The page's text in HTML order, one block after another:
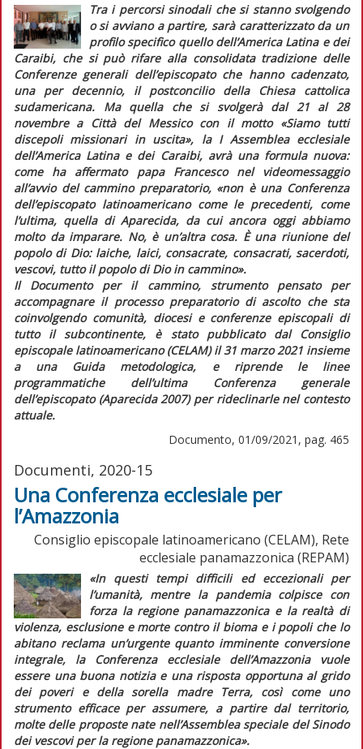
Tra i percorsi sinodali che si stanno svolgendo
o si avviano a partire, sarà caratterizzato da un
profilo specifico quello dell’America Latina e dei
Caraibi, che si può rifare alla consolidata tradizione delle
Conferenze generali dell’episcopato che hanno cadenzato,
una per decennio, il postconcilio della Chiesa cattolica
sudamericana. Ma quella che si svolgerà dal 21 al 28
novembre a Città del Messico con il motto «Siamo tutti
discepoli missionari in uscita», la I Assemblea ecclesiale
dell’America Latina e dei Caraibi, avrà una formula nuova:
come ha affermato papa Francesco nel videomessaggio
all’avvio del cammino preparatorio, «non è una Conferenza
dell’episcopato latinoamericano come le precedenti, come
l’ultima, quella di Aparecida, da cui ancora oggi abbiamo
molto da imparare. No, è un’altra cosa. È una riunione del
popolo di Dio: laiche, laici, consacrate, consacrati, sacerdoti,
vescovi, tutto il popolo di Dio in cammino».
Il Documento per il cammino, strumento pensato per
accompagnare il processo preparatorio di ascolto che sta
coinvolgendo comunità, diocesi e conferenze episcopali di
tutto il subcontinente, è stato pubblicato dal Consiglio
episcopale latinoamericano (CELAM) il 31 marzo 2021 insieme
a una Guida metodologica, e riprende le linee
programmatiche dell’ultima Conferenza generale
dell’episcopato (Aparecida 2007) per rideclinarle nel contesto
attuale.
Documento, 01/09/2021, pag. 465
Documenti, 2020-15
Una Conferenza ecclesiale per
l’Amazzonia
Consiglio episcopale latinoamericano (CELAM), Rete
ecclesiale panamazzonica (REPAM)
«In questi tempi difficili ed eccezionali per
l’umanità, mentre la pandemia colpisce con
forza la regione panamazzonica e la realtà di
violenza, esclusione e morte contro il bioma e i popoli che lo
abitano reclama un’urgente quanto imminente conversione
integrale, la Conferenza ecclesiale dell’Amazzonia vuole
essere una buona notizia e una risposta opportuna al grido
dei poveri e della sorella madre Terra, così come uno
strumento efficace per assumere, a partire dal territorio,
molte delle proposte nate nell’Assemblea speciale del Sinodo
dei vescovi per la regione panamazzonica».